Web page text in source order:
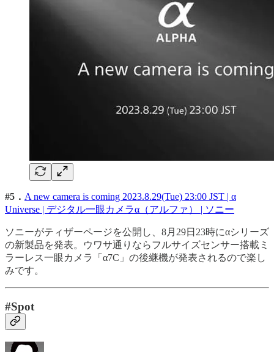
#5． A new camera is coming 2023.8.29(Tue) 23:00 JST | α
Universe | デジタル一眼カメラα（アルファ） | ソニー
ソニーがティザーページを公開し、8月29日23時にαシリーズ
の新製品を発表。ウワサ通りならフルサイズセンサー搭載ミ
ラーレス一眼カメラ「α7C」の後継機が発表されるので楽し
みです。
#Spot